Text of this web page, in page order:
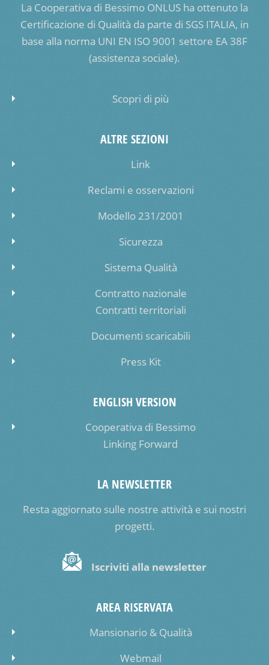
La Cooperativa di Bessimo ONLUS ha ottenuto la
Certificazione di Qualità da parte di SGS ITALIA, in
base alla norma UNI EN ISO 9001 settore EA 38F
(assistenza sociale).
Scopri di più
ALTRE SEZIONI
Link
Reclami e osservazioni
Modello 231/2001
Sicurezza
Sistema Qualità
Contratto nazionale
Contratti territoriali
Documenti scaricabili
Press Kit
ENGLISH VERSION
Cooperativa di Bessimo
Linking Forward
LA NEWSLETTER
Resta aggiornato sulle nostre attività e sui nostri
progetti.
Iscriviti alla newsletter
AREA RISERVATA
Mansionario & Qualità
Webmail